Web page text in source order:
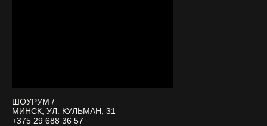
ШОУРУМ /
МИНСК, УЛ. КУЛЬМАН, 31
+375 29 688 36 57